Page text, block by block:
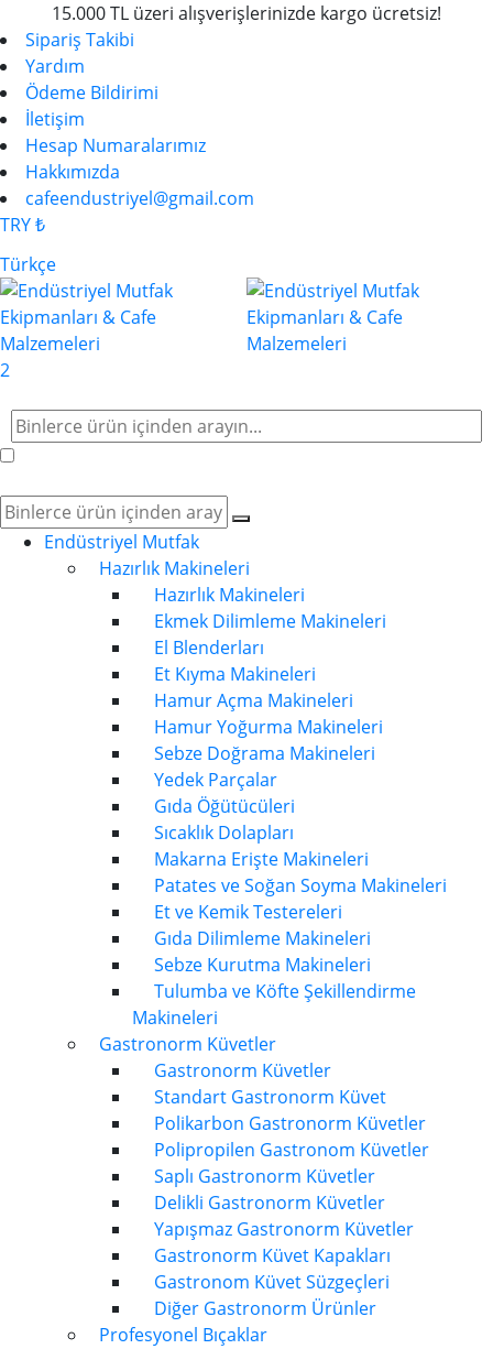
15.000 TL üzeri alışverişlerinizde kargo ücretsiz!
Sipariş Takibi
Yardım
Ödeme Bildirimi
İletişim
Hesap Numaralarımız
Hakkımızda
cafeendustriyel@gmail.com
TRY ₺
Türkçe
2
Endüstriyel Mutfak
Hazırlık Makineleri
Hazırlık Makineleri
Ekmek Dilimleme Makineleri
El Blenderları
Et Kıyma Makineleri
Hamur Açma Makineleri
Hamur Yoğurma Makineleri
Sebze Doğrama Makineleri
Yedek Parçalar
Gıda Öğütücüleri
Sıcaklık Dolapları
Makarna Erişte Makineleri
Patates ve Soğan Soyma Makineleri
Et ve Kemik Testereleri
Gıda Dilimleme Makineleri
Sebze Kurutma Makineleri
Tulumba ve Köfte Şekillendirme
Makineleri
Gastronorm Küvetler
Gastronorm Küvetler
Standart Gastronorm Küvet
Polikarbon Gastronorm Küvetler
Polipropilen Gastronom Küvetler
Saplı Gastronorm Küvetler
Delikli Gastronorm Küvetler
Yapışmaz Gastronorm Küvetler
Gastronorm Küvet Kapakları
Gastronom Küvet Süzgeçleri
Diğer Gastronorm Ürünler
Profesyonel Bıçaklar